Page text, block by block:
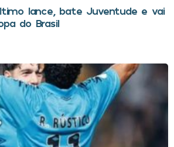
lance, bate Juventude e vai
do Brasil